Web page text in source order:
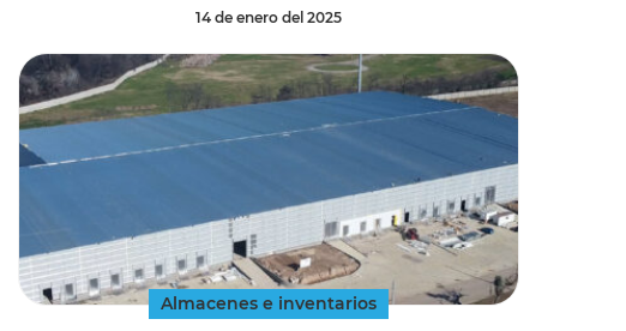
14 de enero del 2025
Almacenes e inventarios